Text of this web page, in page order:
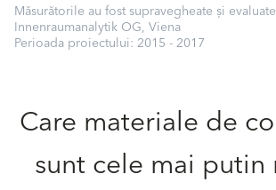
Măsurătorile au fost supravegheate și
Innenraumanalytik OG, Viena
Perioada proiectului: 2015 - 2017
Care materiale de
sunt cele mai putin